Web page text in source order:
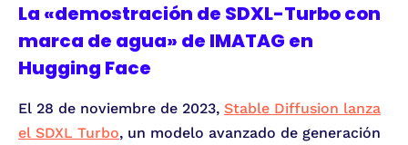
La «demostración de SDXL-Turbo con
marca de agua» de IMATAG en
Hugging Face
El 28 de noviembre de 2023, Stable Diffusion lanza
el SDXL Turbo, un modelo avanzado de generación